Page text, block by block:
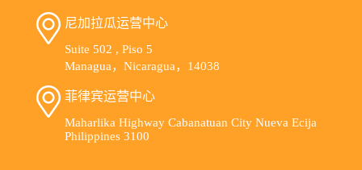
尼加拉瓜运营中心
Suite 502 , Piso 5
Managua，Nicaragua，14038
菲律宾运营中心
Maharlika Highway Cabanatuan City Nueva Ecija
Philippines 3100